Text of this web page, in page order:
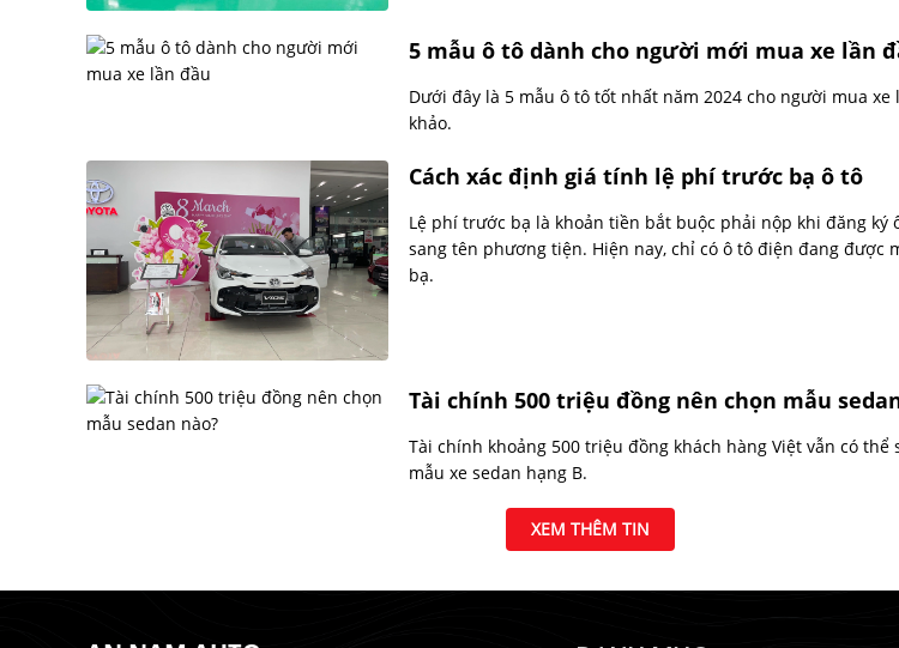
5 mẫu ô tô dành cho người mới mua xe lần
Dưới đây là 5 mẫu ô tô tốt nhất năm 2024 cho người mua xe
khảo.
Cách xác định giá tính lệ phí trước bạ ô tô
Lệ phí trước bạ là khoản tiền bắt buộc phải nộp khi đăng ký
sang tên phương tiện. Hiện nay, chỉ có ô tô điện đang được
bạ.
Tài chính 500 triệu đồng nên chọn mẫu
Tài chính khoảng 500 triệu đồng khách hàng Việt vẫn có
mẫu xe sedan hạng B.
XEM THÊM TIN